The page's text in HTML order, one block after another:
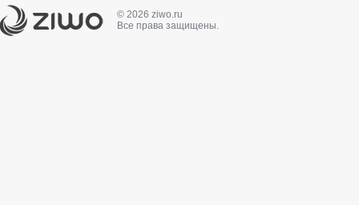
© 2026 ziwo.ru
Все права защищены.